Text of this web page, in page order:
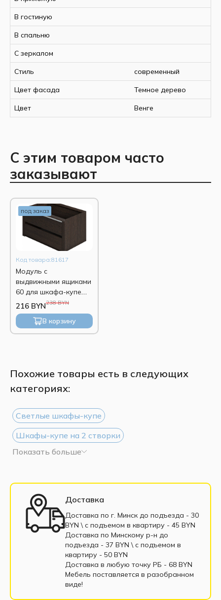
Ширина, мм
1800
Высота, мм
Материал
ЛДСП
Страна-производитель
В гостиную
В спальню
С зеркалом
Стиль современный
Цвет фасада Темное дерево
Цвет Венге
С этим товаром часто
заказывают
под заказ
Код товара:81617
Модуль с
выдвижными ящиками
60 для шкафа-купе
Экспресс глубиной
600мм венге
238 BYN
216 BYN
В корзину
Похожие товары есть в следующих
категориях:
Светлые шкафы-купе
Шкафы-купе на 2 створки
Шкафы-купе на 3 створки
Современные шкафы-купе
Маленькие шкафы-купе
Большие шкафы-купе
Платяной шкаф-купе
Темные шкафы-купе
Шкафы купе с зеркалом
Шкаф купе в спальню
Показать больше
Доставка
Доставка по г. Минск до подъезда - 30
BYN \ c подъемом в квартиру - 45 BYN
Доставка по Минскому р-н до
подъезда - 37 BYN \ c подъемом в
квартиру - 50 BYN
Доставка в любую точку РБ - 68 BYN
Мебель поставляется в разобранном
виде!